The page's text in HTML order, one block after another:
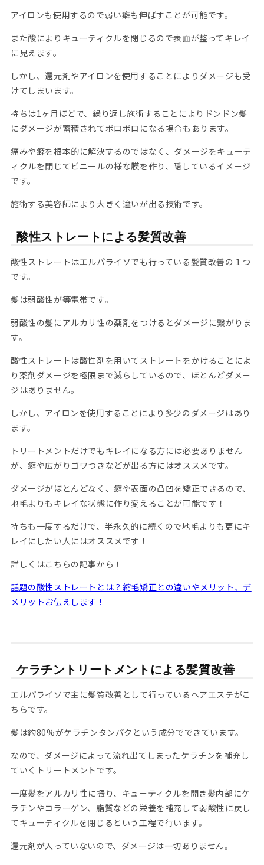
アイロンも使用するので弱い癖も伸ばすことが可能です。
また酸によりキューティクルを閉じるので表面が整ってキレイ
に見えます。
しかし、還元剤やアイロンを使用することによりダメージも受
けてしまいます。
持ちは1ヶ月ほどで、繰り返し施術することによりドンドン髪
にダメージが蓄積されてボロボロになる場合もあります。
痛みや癖を根本的に解決するのではなく、ダメージをキューテ
ィクルを閉じてビニールの様な膜を作り、隠しているイメージ
です。
施術する美容師により大きく違いが出る技術です。
酸性ストレートによる髪質改善
酸性ストレートはエルパライソでも行っている髪質改善の１つ
です。
髪は弱酸性が等電帯です。
弱酸性の髪にアルカリ性の薬剤をつけるとダメージに繋がりま
す。
酸性ストレートは酸性剤を用いてストレートをかけることによ
り薬剤ダメージを極限まで減らしているので、ほとんどダメー
ジはありません。
しかし、アイロンを使用することにより多少のダメージはあり
ます。
トリートメントだけでもキレイになる方には必要ありません
が、癖や広がりゴワつきなどが出る方にはオススメです。
ダメージがほとんどなく、癖や表面の凸凹を矯正できるので、
地毛よりもキレイな状態に作り変えることが可能です！
持ちも一度するだけで、半永久的に続くので地毛よりも更にキ
レイにしたい人にはオススメです！
詳しくはこちらの記事から！
話題の酸性ストレートとは？縮毛矯正との違いやメリット、デ
メリットお伝えします！
ケラチントリートメントによる髪質改善
エルパライソで主に髪質改善として行っているヘアエステがこ
ちらです。
髪は約80%がケラチンタンパクという成分でできています。
なので、ダメージによって流れ出てしまったケラチンを補充し
ていくトリートメントです。
一度髪をアルカリ性に振り、キューティクルを開き髪内部にケ
ラチンやコラーゲン、脂質などの栄養を補充して弱酸性に戻し
てキューティクルを閉じるという工程で行います。
還元剤が入っていないので、ダメージは一切ありません。